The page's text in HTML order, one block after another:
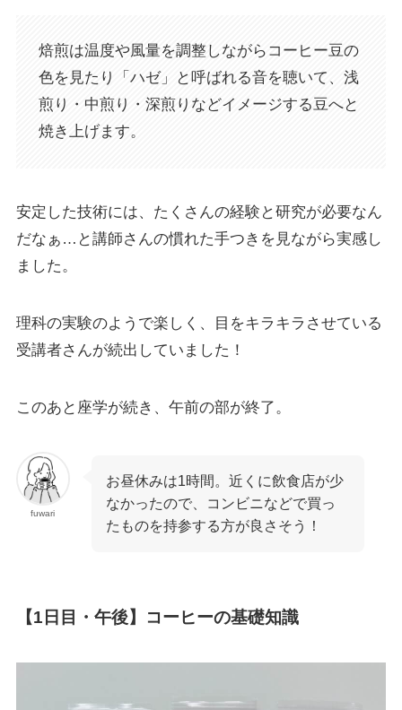
焙煎は温度や風量を調整しながらコーヒー豆の
色を見たり「ハゼ」と呼ばれる音を聴いて、浅
煎り・中煎り・深煎りなどイメージする豆へと
焼き上げます。
安定した技術には、たくさんの経験と研究が必要なん
だなぁ…と講師さんの慣れた手つきを見ながら実感し
ました。
理科の実験のようで楽しく、目をキラキラさせている
受講者さんが続出していました！
このあと座学が続き、午前の部が終了。
fuwari
お昼休みは1時間。近くに飲食店が少
なかったので、コンビニなどで買っ
たものを持参する方が良さそう！
【1日目・午後】コーヒーの基礎知識